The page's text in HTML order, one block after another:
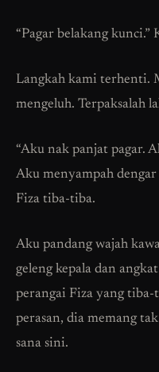
“Pagar belakang kunci.”
Langkah kami terhenti.
mengeluh. Terpaksalah
“Aku nak panjat pagar.
Aku menyampah dengar
Fiza tiba-tiba.
Aku pandang wajah
geleng kepala dan
perangai Fiza yang
perasan, dia memang
sana sini.